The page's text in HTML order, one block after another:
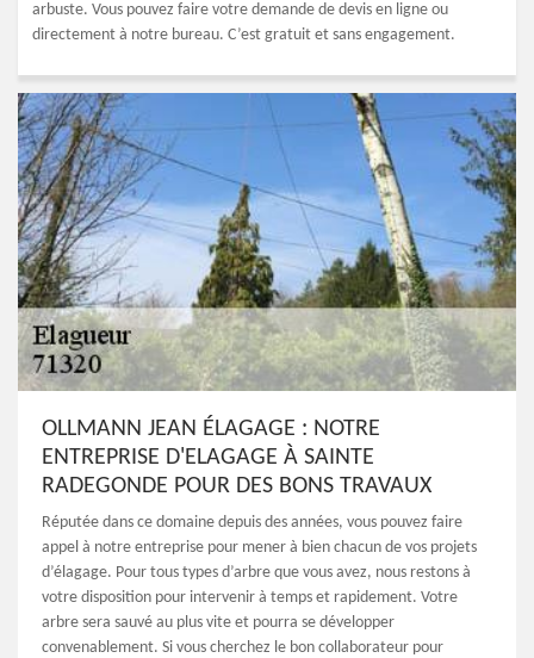
arbuste. Vous pouvez faire votre demande de devis en ligne ou
directement à notre bureau. C’est gratuit et sans engagement.
OLLMANN JEAN ÉLAGAGE : NOTRE
ENTREPRISE D'ELAGAGE À SAINTE
RADEGONDE POUR DES BONS TRAVAUX
Réputée dans ce domaine depuis des années, vous pouvez faire
appel à notre entreprise pour mener à bien chacun de vos projets
d’élagage. Pour tous types d’arbre que vous avez, nous restons à
votre disposition pour intervenir à temps et rapidement. Votre
arbre sera sauvé au plus vite et pourra se développer
convenablement. Si vous cherchez le bon collaborateur pour